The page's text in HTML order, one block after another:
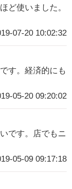
ど使いました。
07-20 10:02:32
す。経済的にも
05-20 09:20:02
です。店でもニ
05-09 09:17:18